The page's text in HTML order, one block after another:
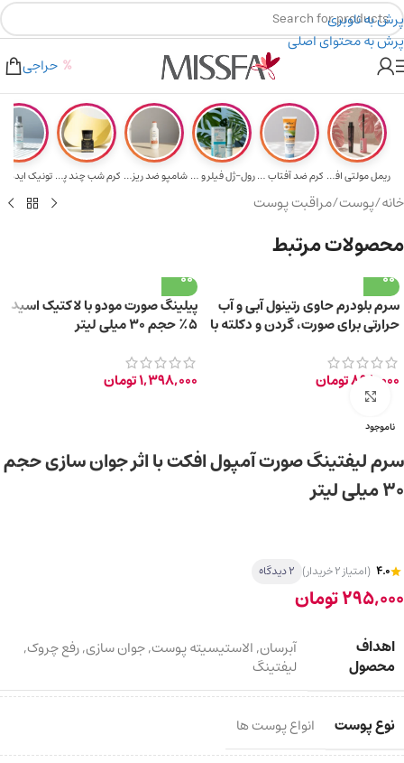
پرش به ناوبری
پرش به محتوای اصلی
۲٪ تخفیف روی سبد خرید برای روش کارت به کارت
هدیه برای خرید های بالای ۵ میلیون تومن
حراجی
ریمل مولتی افکت... کرم ضد آفتاب حا... رول-ژل فیلر و م... شامپو ضد ریزش و... کرم شب چند پپتی... تونیک ایده
خانه/پوست/مراقبت پوست
محصولات مرتبط
سرم بلودرم حاوی رتینول آبی و آب
حرارتی برای صورت، گردن و دکلته با
898,000تومان
پیلینگ صورت مودو با لاکتیک اسید
۵٪ حجم ۳۰ میلی لیتر
1,398,000تومان
ناموجود
برای بزرگ‌نمایی کلیک کنید
سرم لیفتینگ صورت آمپول افکت با اثر جوان سازی حجم
۳۰ میلی لیتر
4.0 (امتیاز 2 خریدار) 2 دیدگاه
295,000تومان
اهداف
محصول
آبرسان,الاستیسیته پوست,جوان سازی,رفع چروک,
لیفتینگ
نوع پوست انواع پوست ها